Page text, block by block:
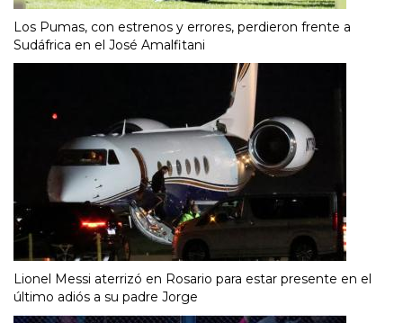
Los Pumas, con estrenos y errores, perdieron frente a
Sudáfrica en el José Amalfitani
Lionel Messi aterrizó en Rosario para estar presente en el
último adiós a su padre Jorge